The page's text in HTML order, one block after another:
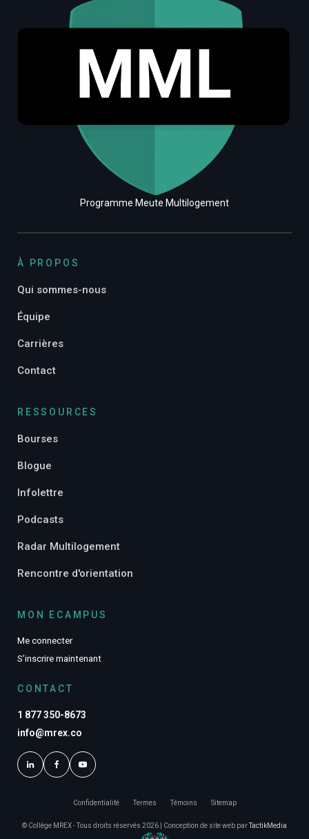
Programme Meute Multilogement
À PROPOS
Qui sommes-nous
Équipe
Carrières
Contact
RESSOURCES
Bourses
Blogue
Infolettre
Podcasts
Radar Multilogement
Rencontre d'orientation
MON ECAMPUS
Me connecter
S’inscrire maintenant
CONTACT
1 877 350-8673
info@mrex.co
© Collège MREX - Tous droits réservés 2026 | Conception de site web parTactikMedia
Confidentialité Termes Témoins Sitemap